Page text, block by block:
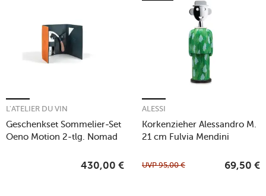
Geschenkset Sommelier-Set
Oeno Motion 2-tlg. Nomad
L'ATELIER DU VIN
430,00 €
Korkenzieher Alessandro M.
21 cm Fulvia Mendini
ALESSI
UVP95,00 € 69,50 €